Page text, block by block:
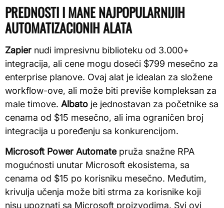
PREDNOSTI I MANE NAJPOPULARNIJIH
AUTOMATIZACIONIH ALATA
Zapier nudi impresivnu biblioteku od 3.000+
integracija, ali cene mogu doseći $799 mesečno za
enterprise planove. Ovaj alat je idealan za složene
workflow-ove, ali može biti previše kompleksan za
male timove. Albato je jednostavan za početnike sa
cenama od $15 mesečno, ali ima ograničen broj
integracija u poređenju sa konkurencijom.
Microsoft Power Automatepruža snažne RPA
mogućnosti unutar Microsoft ekosistema, sa
cenama od $15 po korisniku mesečno. Međutim,
krivulja učenja može biti strma za korisnike koji
nisu upoznati sa Microsoft proizvodima. Svi ovi